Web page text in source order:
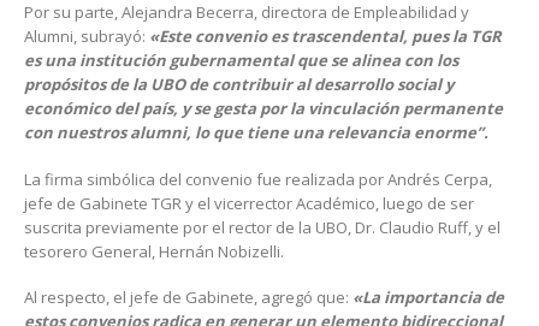
Por su parte, Alejandra Becerra, directora de Empleabilidad y
Alumni, subrayó: «Este convenio es trascendental, pues la TGR
es una institución gubernamental que se alinea con los
propósitos de la UBO de contribuir al desarrollo social y
económico del país, y se gesta por la vinculación permanente
con nuestros alumni, lo que tiene una relevancia enorme”.
La firma simbólica del convenio fue realizada por Andrés Cerpa,
jefe de Gabinete TGR y el vicerrector Académico, luego de ser
suscrita previamente por el rector de la UBO, Dr. Claudio Ruff, y el
tesorero General, Hernán Nobizelli.
Al respecto, el jefe de Gabinete, agregó que: «La importancia de
estos convenios radica en generar un elemento bidireccional